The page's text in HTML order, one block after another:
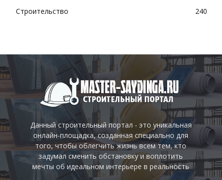
Строительство
240
Данный строительный портал - это уникальная
онлайн-площадка, созданная специально для
того, чтобы облегчить жизнь всем тем, кто
задумал сменить обстановку и воплотить
мечты об идеальном интерьере в реальность